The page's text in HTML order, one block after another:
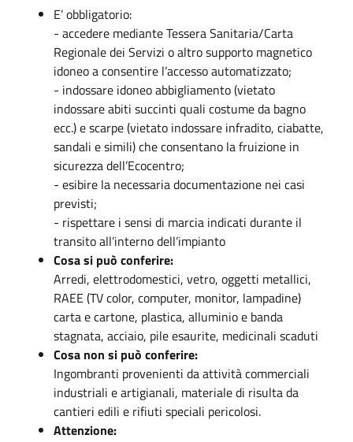
E’ obbligatorio:
- accedere mediante Tessera Sanitaria/Carta
Regionale dei Servizi o altro supporto magnetico
idoneo a consentire l’accesso automatizzato;
- indossare idoneo abbigliamento (vietato
indossare abiti succinti quali costume da bagno
ecc.) e scarpe (vietato indossare infradito, ciabatte,
sandali e simili) che consentano la fruizione in
sicurezza dell’Ecocentro;
- esibire la necessaria documentazione nei casi
previsti;
- rispettare i sensi di marcia indicati durante il
transito all’interno dell’impianto
Cosa si può conferire:
Arredi, elettrodomestici, vetro, oggetti metallici,
RAEE (TV color, computer, monitor, lampadine)
carta e cartone, plastica, alluminio e banda
stagnata, acciaio, pile esaurite, medicinali scaduti
Cosa non si può conferire:
Ingombranti provenienti da attività commerciali
industriali e artigianali, materiale di risulta da
cantieri edili e rifiuti speciali pericolosi.
Attenzione: